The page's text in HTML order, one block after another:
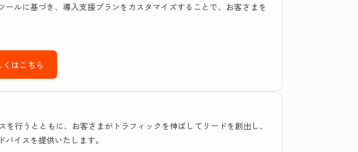
ルに基づき、導入支援プランをカスタマイズすることで、お客さまを
くはこちら
行うとともに、お客さまがトラフィックを伸ばしてリードを創出し、
イスを提供いたします。